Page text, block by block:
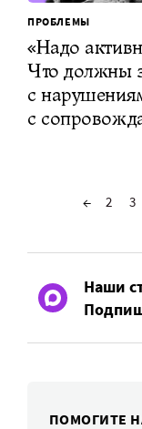
ПРОБЛЕМЫ
«Надо
Что должны
с
с
← 2 3
Наши
ПОМОГИТЕ